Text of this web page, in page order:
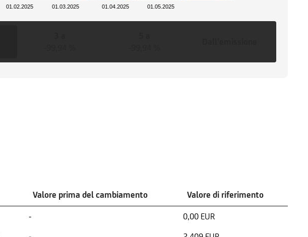
01.02.2025 01.03.2025 01.04.2025 01.05.2025
Valore prima del cambiamento Valore di riferimento
-
0,00 EUR